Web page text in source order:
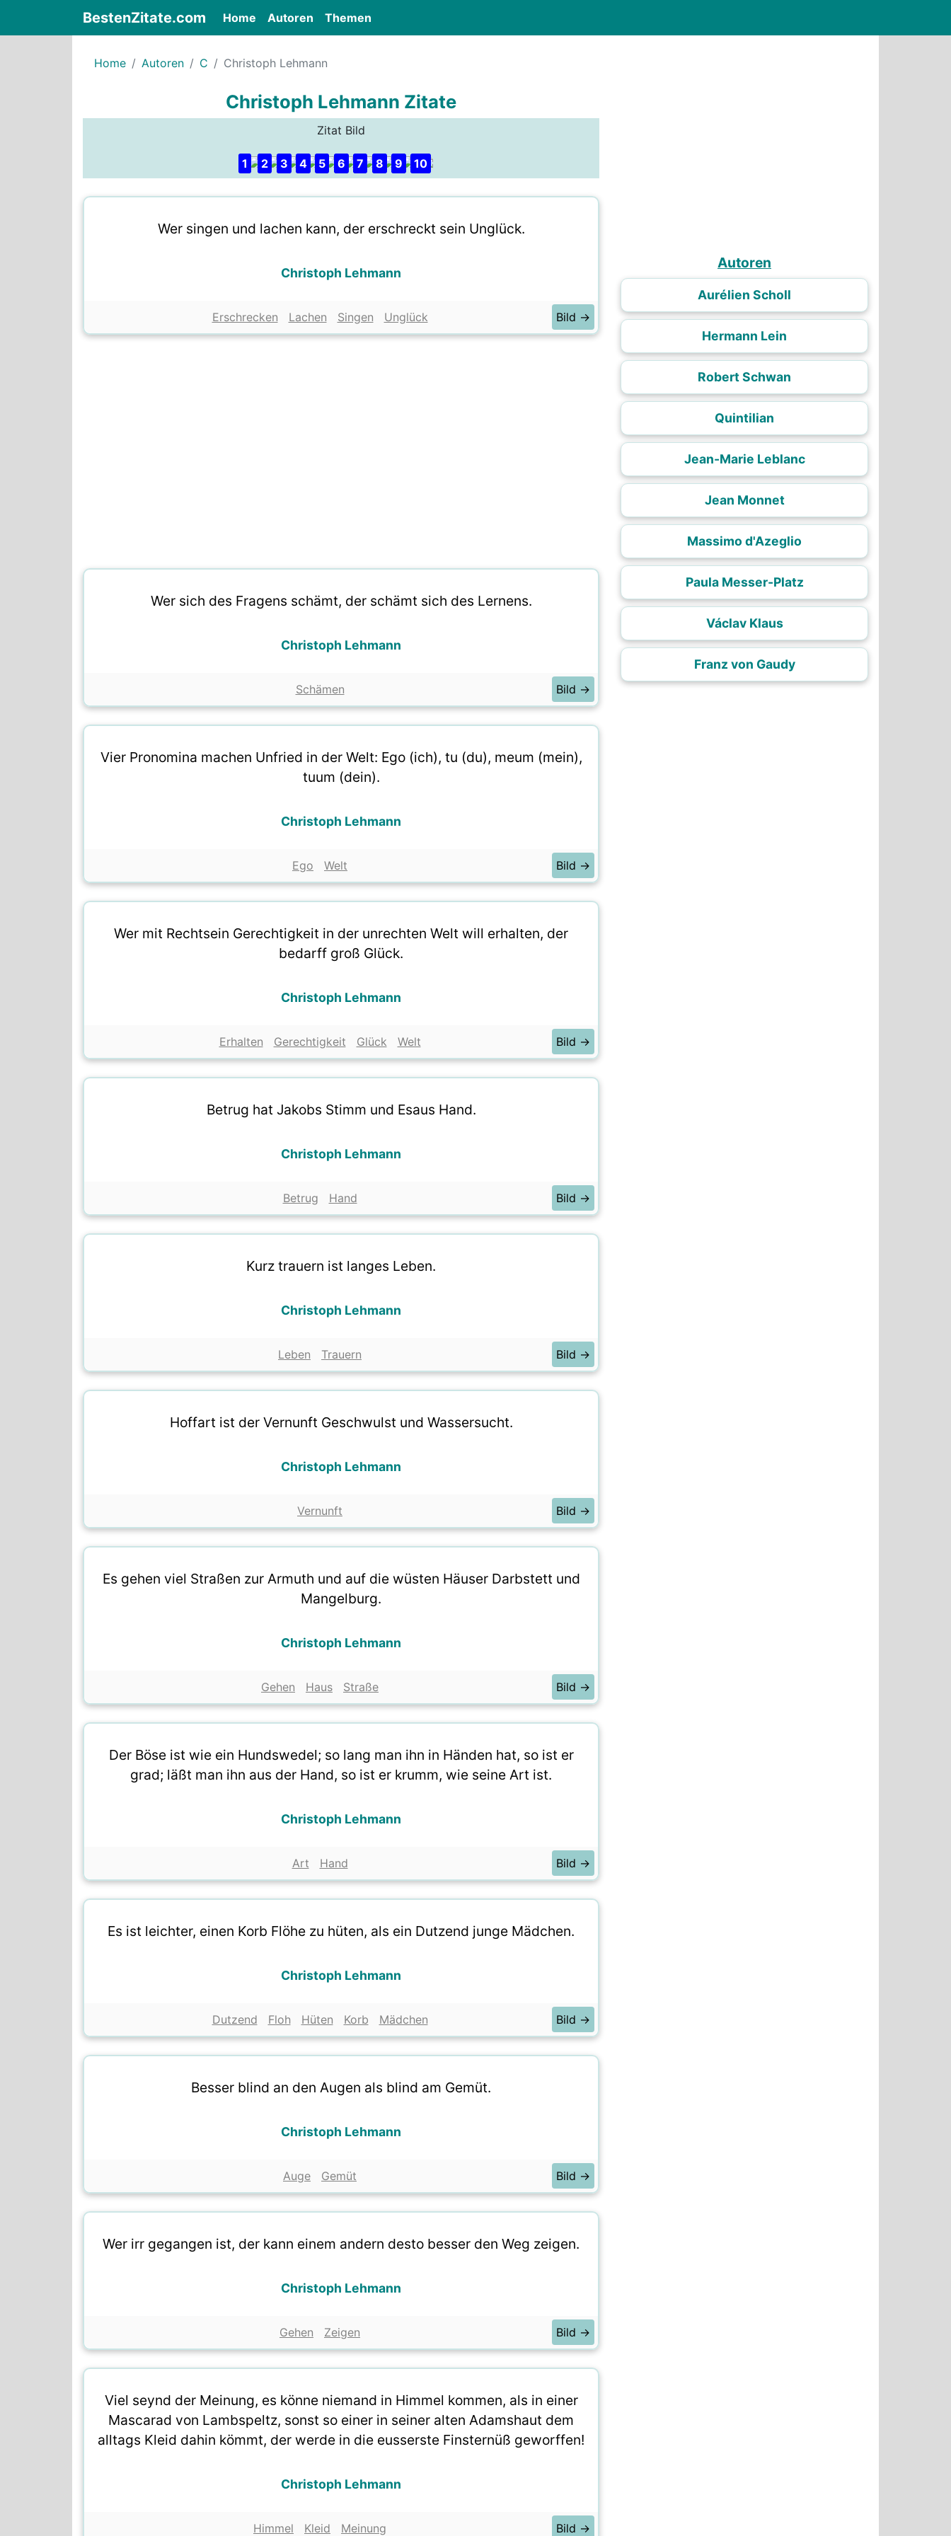
BestenZitate.com Home (current)
Autoren Themen
Home Autoren C Christoph Lehmann
Christoph Lehmann Zitate
Zitat Bild
1 2 3 4 5 6 7 8 9 10
Wer singen und lachen kann, der erschreckt sein Unglück.
Christoph Lehmann
Erschrecken Lachen Singen Unglück Bild →
Wer sich des Fragens schämt, der schämt sich des Lernens.
Christoph Lehmann
Schämen Bild →
Vier Pronomina machen Unfried in der Welt: Ego (ich), tu (du), meum (mein),
tuum (dein).
Christoph Lehmann
Ego Welt Bild →
Wer mit Rechtsein Gerechtigkeit in der unrechten Welt will erhalten, der
bedarff groß Glück.
Christoph Lehmann
Erhalten Gerechtigkeit Glück Welt Bild →
Betrug hat Jakobs Stimm und Esaus Hand.
Christoph Lehmann
Betrug Hand Bild →
Kurz trauern ist langes Leben.
Christoph Lehmann
Leben Trauern Bild →
Hoffart ist der Vernunft Geschwulst und Wassersucht.
Christoph Lehmann
Vernunft Bild →
Es gehen viel Straßen zur Armuth und auf die wüsten Häuser Darbstett und
Mangelburg.
Christoph Lehmann
Gehen Haus Straße Bild →
Der Böse ist wie ein Hundswedel; so lang man ihn in Händen hat, so ist er
grad; läßt man ihn aus der Hand, so ist er krumm, wie seine Art ist.
Christoph Lehmann
Art Hand Bild →
Es ist leichter, einen Korb Flöhe zu hüten, als ein Dutzend junge Mädchen.
Christoph Lehmann
Dutzend Floh Hüten Korb Mädchen Bild →
Besser blind an den Augen als blind am Gemüt.
Christoph Lehmann
Auge Gemüt Bild →
Wer irr gegangen ist, der kann einem andern desto besser den Weg zeigen.
Christoph Lehmann
Gehen Zeigen Bild →
Viel seynd der Meinung, es könne niemand in Himmel kommen, als in einer
Mascarad von Lambspeltz, sonst so einer in seiner alten Adamshaut dem
alltags Kleid dahin kömmt, der werde in die eusserste Finsternüß geworffen!
Christoph Lehmann
Himmel Kleid Meinung Bild →
Autoren
Aurélien Scholl
Hermann Lein
Robert Schwan
Quintilian
Jean-Marie Leblanc
Jean Monnet
Massimo d'Azeglio
Paula Messer-Platz
Václav Klaus
Franz von Gaudy